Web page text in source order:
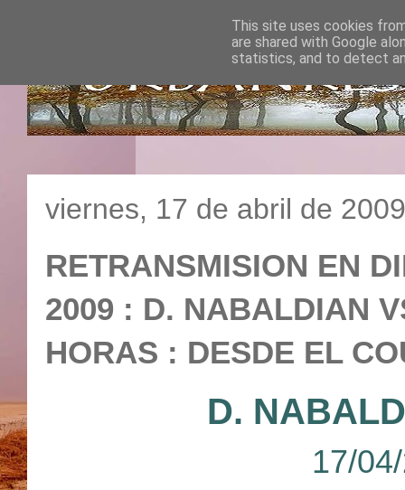
viernes, 17 de abril de 2009
RETRANSMISION EN
2009 : D. NABALDIAN
HORAS : DESDE EL
D.
17/
This site uses cookies
are shared with Google
statistics, and to detect